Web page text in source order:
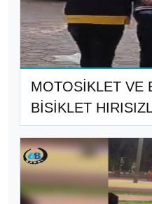
MOTOSİKLET VE
BİSİKLET